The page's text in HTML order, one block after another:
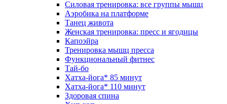
Силовая тренировка: все группы мышц
Аэробика на платформе
Танец живота
Женская тренировка: пресс и ягодицы
Капоэйра
Тренировка мышц пресса
Функциональный фитнес
Тай-бо
Хатха-йога* 85 минут
Хатха-йога* 110 минут
Здоровая спина